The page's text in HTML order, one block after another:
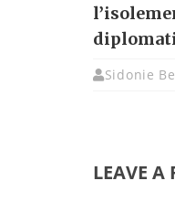
Sidonie
LEAVE A